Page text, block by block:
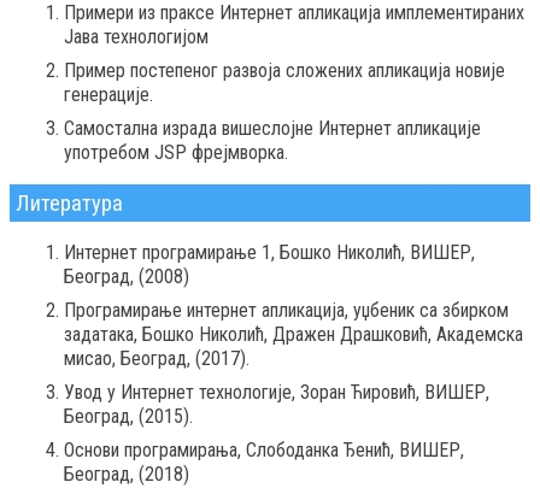
Примери из праксе Интернет апликација имплементираних
Јава технологијом
Пример постепеног развоја сложених апликација новије
генерације.
Самостална израда вишеслојне Интернет апликације
употребом JSP фрејмворка.
Литература
Интернет програмирање 1, Бошко Николић, ВИШЕР,
Београд, (2008)
Програмирање интернет апликација, уџбеник са збирком
задатака, Бошко Николић, Дражен Драшковић, Академска
мисао, Београд, (2017).
Увод у Интернет технологије, Зоран Ћировић, ВИШЕР,
Београд, (2015).
Основи програмирања, Слободанка Ђенић, ВИШЕР,
Београд, (2018)